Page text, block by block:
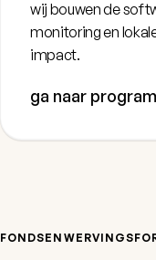
wij bouwen de
monitoring en
impact.
ga naar